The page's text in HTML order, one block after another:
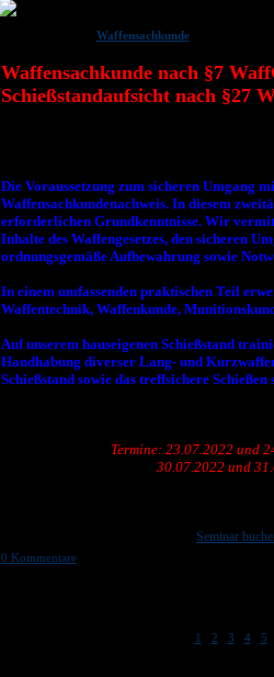
Waffensachkunde
Waffensachkunde nach §7
Schießstandaufsicht nach §27
Die Voraussetzung zum sicheren Umgang
Waffensachkundenachweis. In diesem
erforderlichen Grundkenntnisse. Wir
Inhalte des Waffengesetzes, den sicheren
ordnungsgemäße Aufbewahrung sowie
In einem umfassenden praktischen Teil
Waffentechnik, Waffenkunde,
Auf unserem hauseigenen Schießstand
Handhabung diverser Lang- und
Schießstand sowie das treffsichere Schießen
Termine: 23.07.2022 und
30.07.2022 und
Seminar
0 Kommentare
1 2 3 4| 5